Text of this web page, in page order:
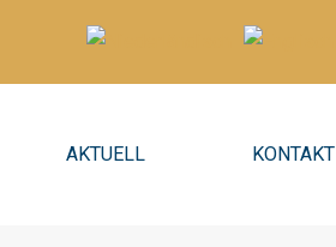
AKTUELL KONTAKT